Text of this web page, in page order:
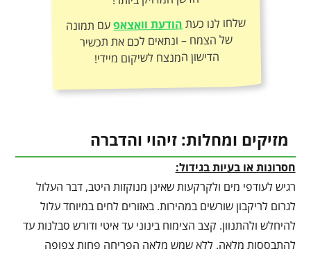
שלחו לנו כעתהודעת וואצאפעם תמונה
של הצמח – ונתאים לכם את תכשיר
הדישון המנצח לשיקום מיידי!
מזיקים ומחלות: זיהוי והדברה
חסרונות או בעיות בגידול:
רגיש לעודפי מים ולקרקעות שאינן מנוקזות היטב, דבר העלול
לגרום לריקבון שורשים במהירות. באזורים לחים במיוחד עלול
להיחלש ולהתנוון. קצב הצימוח בינוני עד איטי ודורש סבלנות עד
להתבססות מלאה. ללא שמש מלאה הפריחה פחות צפופה